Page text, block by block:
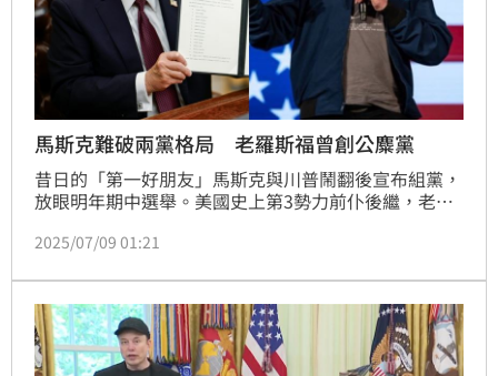
馬斯克難破兩黨格局 老羅斯福曾創公麋黨
昔日的「第一好朋友」馬斯克與川普鬧翻後宣布組黨，
放眼明年期中選舉。美國史上第3勢力前仆後繼，老羅
力雖難打破美國170多年的兩黨格局，但仍產生影響。
2025/07/09 01:21